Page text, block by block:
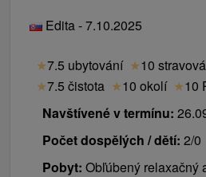
Edita - 7.10.2025
★7.5 ubytování ★10
★7.5 čistota ★10 okolí ★10
Navštívené v termínu:
Počet dospělých / dětí: 2/0
Pobyt: Obľúbený relaxačný